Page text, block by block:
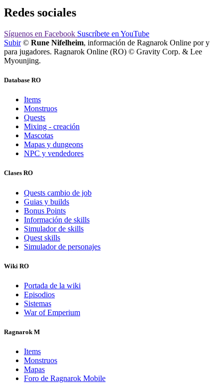
Redes sociales
Síguenos en Facebook Suscríbete en YouTube
Subir© Rune Nifelheim, información de Ragnarok Online por y
para jugadores. Ragnarok Online (RO) © Gravity Corp. & Lee
Myounjing.
Database RO
Items
Monstruos
Quests
Mixing - creación
Mascotas
Mapas y dungeons
NPC y vendedores
Clases RO
Quests cambio de job
Guias y builds
Bonus Points
Información de skills
Simulador de skills
Quest skills
Simulador de personajes
Wiki RO
Portada de la wiki
Episodios
Sistemas
War of Emperium
Ragnarok M
Items
Monstruos
Mapas
Foro de Ragnarok Mobile